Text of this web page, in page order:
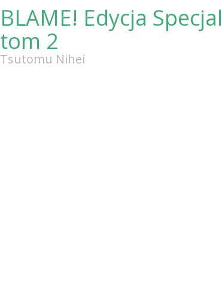
BLAME! Edycja
tom 2
Tsutomu Nihei